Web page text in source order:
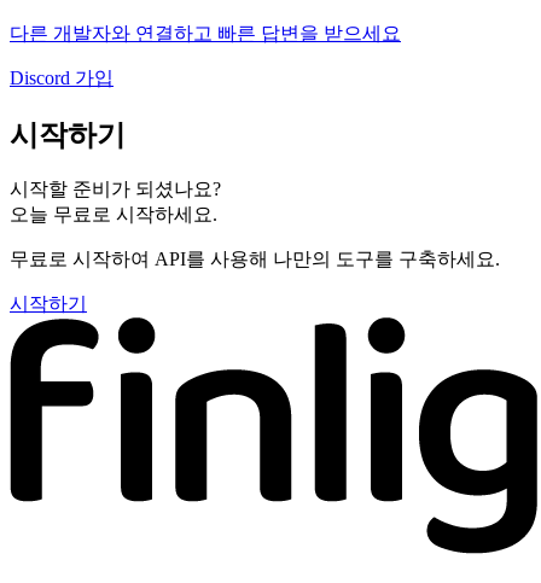
다른 개발자와 연결하고 빠른 답변을 받으세요
Discord 가입
시작하기
시작할 준비가 되셨나요?
오늘 무료로 시작하세요.
무료로 시작하여 API를 사용해 나만의 도구를 구축하세요.
시작하기